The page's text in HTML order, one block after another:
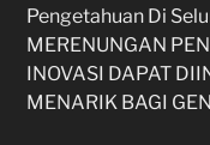
Pengetahuan Di
MERENUNGAN
INOVASI DAPAT
MENARIK BAGI